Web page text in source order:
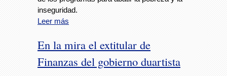
inseguridad.
Leer más
En la mira el extitular de
Finanzas del gobierno duartista